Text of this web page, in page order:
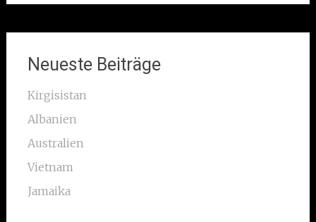
Neueste Beiträge
Kirgisistan
Albanien
Australien
Vietnam
Jamaika